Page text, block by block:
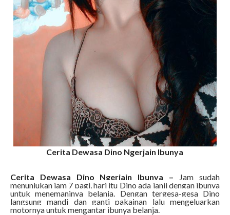
Cerita Dewasa Dino Ngerjain Ibunya
Cerita Dewasa Dino Ngerjain Ibunya – Jam sudah
menunjukan jam 7 pagi, hari itu Dino ada janji dengan ibunya
untuk menemaninya belanja. Dengan tergesa-gesa Dino
langsung mandi dan ganti pakainan lalu mengeluarkan
motornya untuk mengantar ibunya belanja.